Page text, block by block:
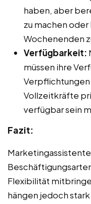
haben, aber
zu machen
Wochenenden
Verfügbarkeit:
müssen ihre
Verpflichtungen
Vollzeitkräfte
verfügbar sein
Fazit:
Flexibilität
hängen jedoch